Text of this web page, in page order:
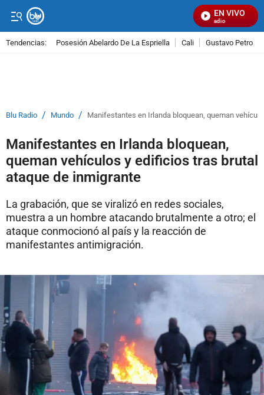
EN VIVO
Señal Visual Radio
Tendencias: Posesión Abelardo De La Espriella Cali Gustavo Petro
Blu Radio / Mundo / Manifestantes en Irlanda bloquean, queman
Manifestantes en Irlanda bloquean,
queman vehículos y edificios tras brutal
ataque de inmigrante
La grabación, que se viralizó en redes sociales,
muestra a un hombre atacando brutalmente a otro; el
ataque conmocionó al país y la reacción de
manifestantes antimigración.